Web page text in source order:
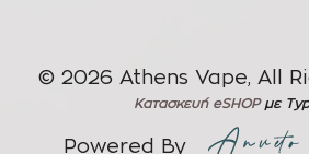
© 2026 Athens Vape, All
Κατασκευή eSHOPμε
Powered By